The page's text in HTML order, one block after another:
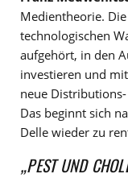
Medientheorie.
technologischen
aufgehört, in den
investieren und
neue
Das beginnt sich
Delle wieder zu
„PEST UND